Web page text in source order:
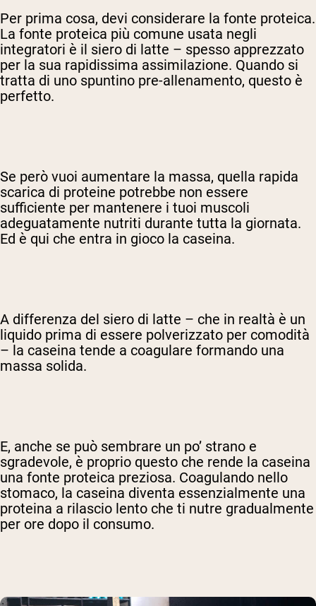
Per prima cosa, devi considerare la fonte proteica.
La fonte proteica più comune usata negli
integratori è il siero di latte – spesso apprezzato
per la sua rapidissima assimilazione. Quando si
tratta di uno spuntino pre-allenamento, questo è
perfetto.
Se però vuoi aumentare la massa, quella rapida
scarica di proteine potrebbe non essere
sufficiente per mantenere i tuoi muscoli
adeguatamente nutriti durante tutta la giornata.
Ed è qui che entra in gioco la caseina.
A differenza del siero di latte – che in realtà è un
liquido prima di essere polverizzato per comodità
– la caseina tende a coagulare formando una
massa solida.
E, anche se può sembrare un po’ strano e
sgradevole, è proprio questo che rende la caseina
una fonte proteica preziosa. Coagulando nello
stomaco, la caseina diventa essenzialmente una
proteina a rilascio lento che ti nutre gradualmente
per ore dopo il consumo.